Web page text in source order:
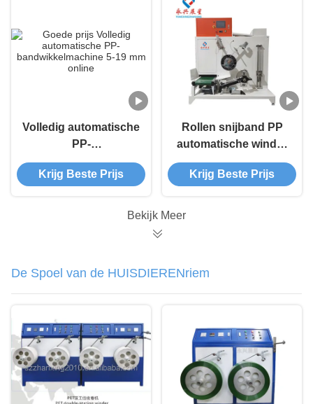
Volledig automatische
PP-
bandwikkelmachine
5-19 mm
Krijg Beste Prijs
Rollen snijband PP
automatische winder
machine
Krijg Beste Prijs
Bekijk Meer
De Spoel van de HUISDIERENriem